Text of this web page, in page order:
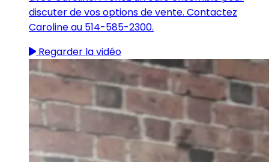
discuter de vos options de vente. Contactez
Caroline au 514-585-2300.
Regarder la vidéo